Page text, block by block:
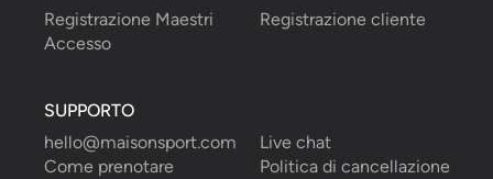
Registrazione Maestri
Registrazione cliente
Accesso
SUPPORTO
hello@maisonsport.com
Live chat
Come prenotare
Politica di cancellazione